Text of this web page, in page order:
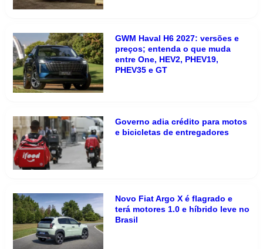
GWM Haval H6 2027: versões e
preços; entenda o que muda
entre One, HEV2, PHEV19,
PHEV35 e GT
Governo adia crédito para motos
e bicicletas de entregadores
Novo Fiat Argo X é flagrado e
terá motores 1.0 e híbrido leve no
Brasil